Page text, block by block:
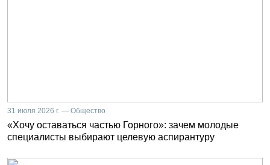
31 июля 2026 г. — Общество
«Хочу оставаться частью Горного»: зачем молодые
специалисты выбирают целевую аспирантуру